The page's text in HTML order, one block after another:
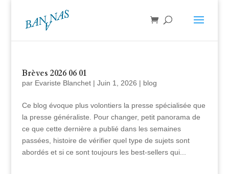
Brèves 2026 06 01
par Evariste Blanchet| Juin 1, 2026 | blog
Ce blog évoque plus volontiers la presse spécialisée que
la presse généraliste. Pour changer, petit panorama de
ce que cette dernière a publié dans les semaines
passées, histoire de vérifier quel type de sujets sont
abordés et si ce sont toujours les best-sellers qui...